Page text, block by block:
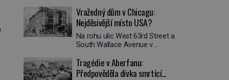
se o lodích mizejících beze
stopy, podivných světlech,
zrádných proudech i mořských
dracích, kteří měli tyto končiny
střežit už v dávných legendách.
trojúhelník skutečně prokletým
místem, nebo se zde jen
Vražedný dům v Chicagu:
Nejděsivější místo USA?
Na rohu ulic West 63rd Street a
South Wallace Avenue v
Nemá žádný speciální nápis ani
pamětní desku. A přesto prý
Tragédie v Aberfanu:
Předpověděla dívka smrtící